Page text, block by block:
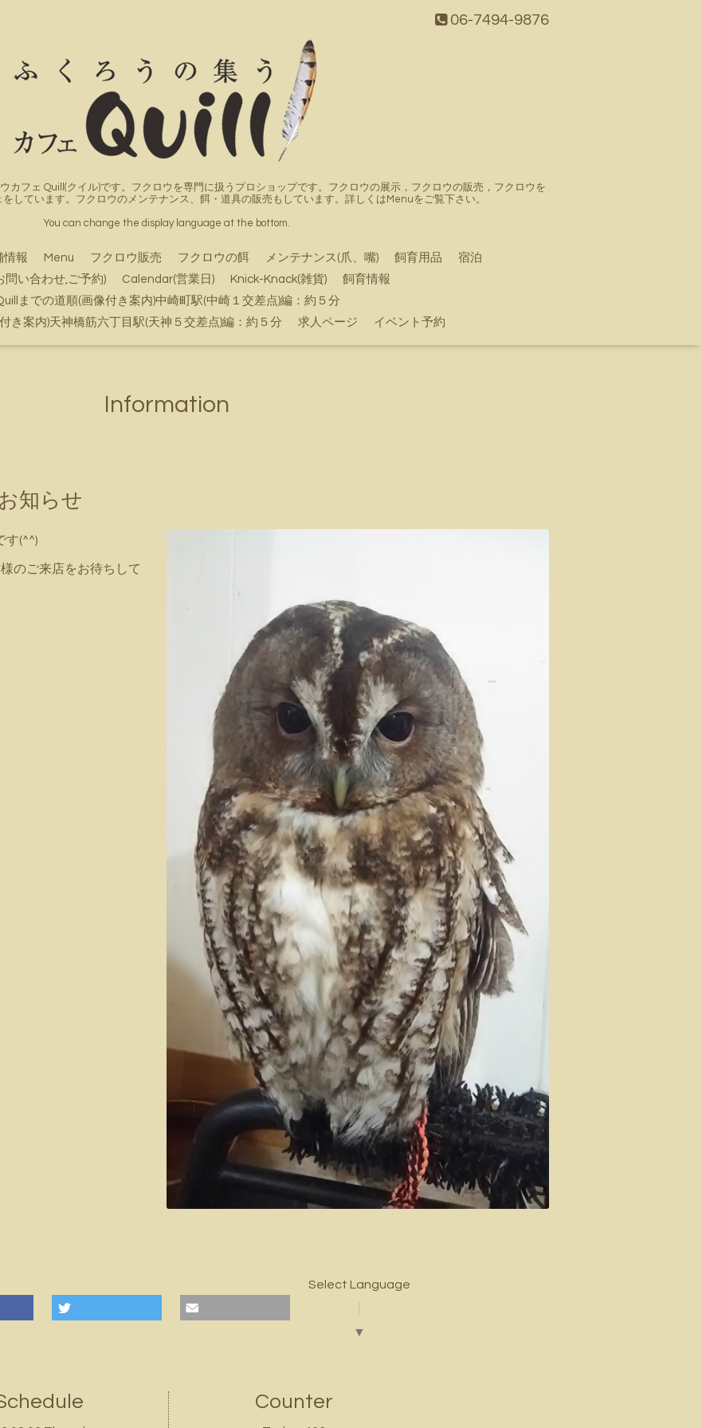
06-7494-9876
カフェ Quill(クイル)です。フクロウを専門に扱うプロショップです。フクロウの展示，フクロウの販売，フクロウを
しています。フクロウのメンテナンス、餌・道具の販売もしています。詳しくはMenuをご覧下さい。
You can change the display language at the bottom.
情報 Menu フクロウ販売 フクロウの餌 メンテナンス(爪、嘴) 飼育用品
宿泊
い合わせ,ご予約)
Calendar(営業日) Knick-Knack(雑貨)
飼育情報
までの道順(画像付き案内)中崎町駅(中崎１交差点)編：約５分
き案内)天神橋筋六丁目駅(天神５交差点)編：約５分
求人ページ イベント予約
Information
知らせ
す(^^)
のご来店をお待ちして
Select Language
▼
Counter